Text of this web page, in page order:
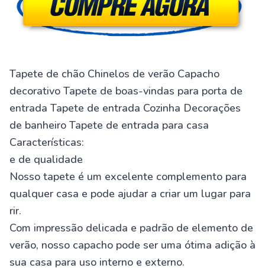
Tapete de chão Chinelos de verão Capacho
decorativo Tapete de boas-vindas para porta de
entrada Tapete de entrada Cozinha Decorações
de banheiro Tapete de entrada para casa
Características:
e de qualidade
Nosso tapete é um excelente complemento para
qualquer casa e pode ajudar a criar um lugar para
rir.
Com impressão delicada e padrão de elemento de
verão, nosso capacho pode ser uma ótima adição à
sua casa para uso interno e externo.